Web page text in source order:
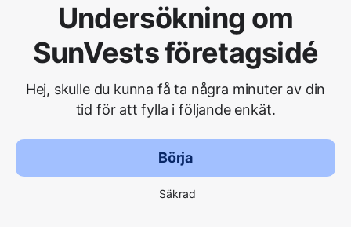
Undersökning om
SunVests företagsidé
Hej, skulle du kunna få ta några minuter av din
tid för att fylla i följande enkät.
Börja
Säkrad